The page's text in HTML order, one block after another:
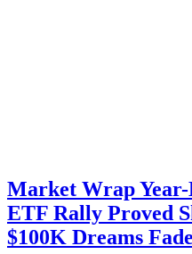
Market Wrap
ETF Rally Proved
$100K Dreams